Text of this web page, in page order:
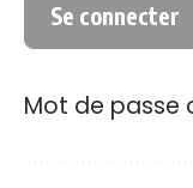
Mot de passe